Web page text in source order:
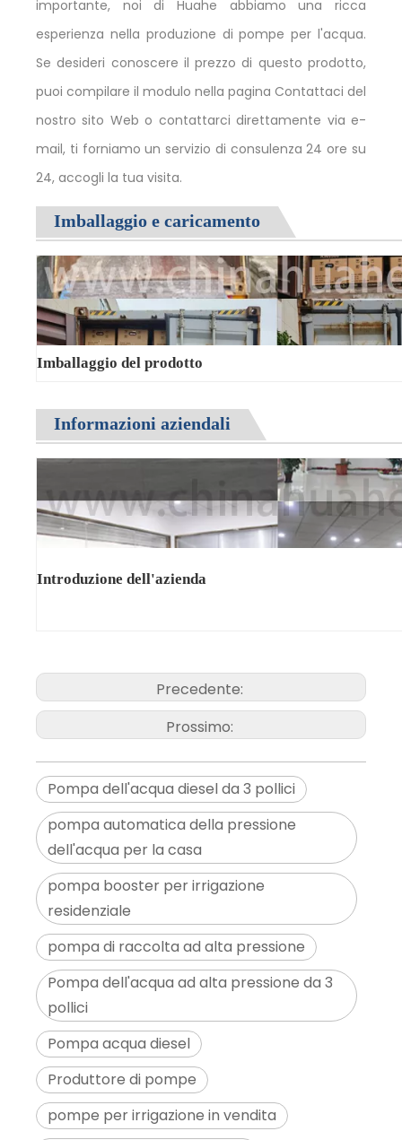
importante, noi di Huahe abbiamo una ricca
esperienza nella produzione di pompe per l'acqua.
Se desideri conoscere il prezzo di questo prodotto,
puoi compilare il modulo nella pagina Contattaci del
nostro sito Web o contattarci direttamente via e-
mail, ti forniamo un servizio di consulenza 24 ore su
24, accogli la tua visita.
Imballaggio e caricamento
Imballaggio del prodotto
Informazioni aziendali
Introduzione dell'azienda
Precedente:
Prossimo:
Pompa dell'acqua diesel da 3 pollici
pompa automatica della pressione
dell'acqua per la casa
pompa booster per irrigazione
residenziale
pompa di raccolta ad alta pressione
Pompa dell'acqua ad alta pressione da 3
pollici
Pompa acqua diesel
Produttore di pompe
pompe per irrigazione in vendita